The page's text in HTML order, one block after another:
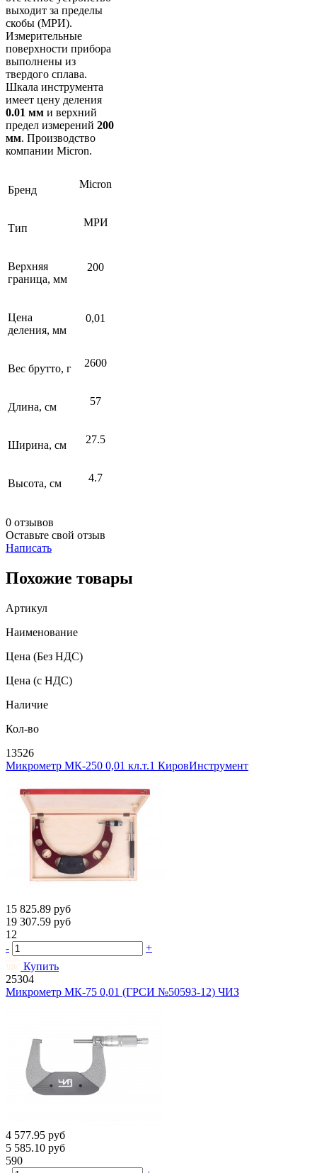
выходит за пределы
скобы (МРИ).
Измерительные
поверхности прибора
выполнены из
твердого сплава.
Шкала инструмента
имеет цену деления
0.01 мм и верхний
предел измерений 200
мм. Производство
компании Micron.
Бренд Micron
Тип МРИ
Верхняя
граница, мм
200
Цена
деления, мм
0,01
Вес брутто, г 2600
Длина, см 57
Ширина, см 27.5
Высота, см 4.7
0 отзывов
Оставьте свой отзыв
Написать
Похожие товары
Артикул
Наименование
Цена (Без НДС)
Цена (с НДС)
Наличие
Кол-во
13526
Микрометр МК-250 0,01 кл.т.1 КировИнструмент
15 825.89 руб
19 307.59 руб
12
-
+
Купить
25304
Микрометр МК-75 0,01 (ГРСИ №50593-12) ЧИЗ
4 577.95 руб
5 585.10 руб
590